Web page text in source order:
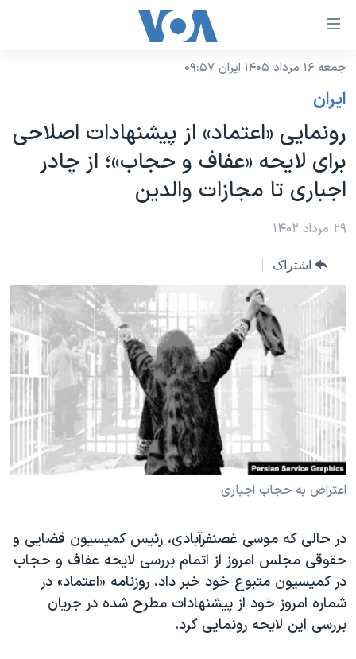
لینکهای
دسترسی
جهش
محتوای
اصلی
جهش
به
صفحه
جهش
به
نسخه سبک وب‌سایت
موضوع ها
ایران
آمریکا
جهان
ورزشی
گزیده‌ها
ویژه برنامه‌ها
ویدیوها
فرهنگ و زندگی
اقتصادی
علم و فناوری
اسرائیل در جنگ
آرشیو پخش زنده
برنامه های تلویزیونی
جدول برنامه ها
صفحه‌های ویژه
جام جهانی ۲۰۲۶
عملیات خشم حماسی
بایگانی برنامه‌های تلویزیونی
مستندها
انتخابات ریاست جمهوری آمریکا ۲۰۲۴
حمله جمهوری اسلامی به اسرائیل
رمز مهسا
ورزش زنان در ایران
مجموعه مستندهای دادخواهی
تریبونال مردمی آبان ۹۸
دادگاه حمید نوری
چهل سال گروگان‌گیری
فرکانس‌های صدای آمریکا
پخش رادیویی
یادگیری زبان انگلیسی
دنبال کنید
زبانهای مختلف
جمعه ۱۶ مرداد ۱۴۰۵ ایران ۰۹:۵۷
ايران
رونمایی «اعتماد» از پیشنهادات اصلاحی
برای لایحه «عفاف و حجاب»؛ از چادر
اجباری تا مجازات والدین
۲۹ مرداد ۱۴۰۲
اشتراک
اعتراض به حجاب اجباری
در حالی که موسی غصنفرآبادی، رئیس کمیسیون قضایی و
حقوقی مجلس امروز از اتمام بررسی لایحه عفاف و حجاب
در کمیسیون متبوع خود خبر داد، روزنامه «اعتماد» در
شماره امروز خود از پیشنهادات مطرح شده در جریان
بررسی این لایحه رونمایی کرد.